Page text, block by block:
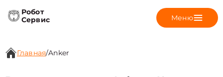
Робот
Сервис
Меню
Главная/Anker